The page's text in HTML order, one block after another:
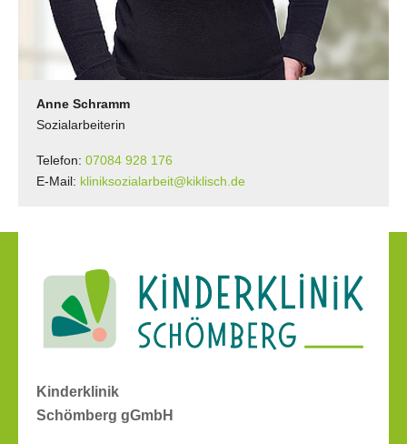
Anne Schramm
Sozialarbeiterin
Telefon: 07084 928 176
E-Mail: kliniksozialarbeit@kiklisch.de
Kinderklinik
Schömberg gGmbH